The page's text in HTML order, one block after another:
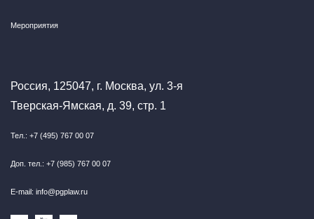
Мероприятия
Россия, 125047, г. Москва, ул. 3-я
Тверская-Ямская, д. 39, стр. 1
Тел.: +7 (495) 767 00 07
Доп. тел.: +7 (985) 767 00 07
E-mail: info@pgplaw.ru